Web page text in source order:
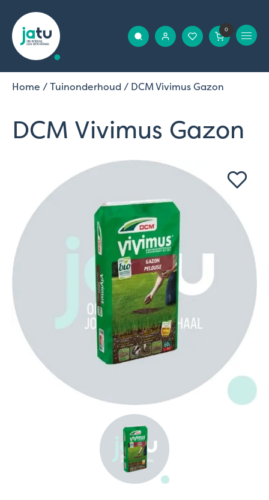
0
Home /Tuinonderhoud / DCM Vivimus Gazon
DCM Vivimus Gazon